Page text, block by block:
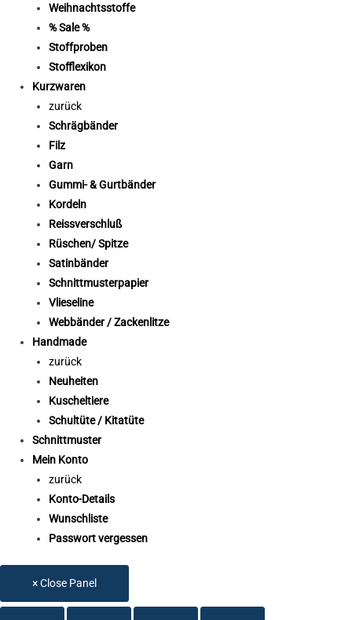
Weihnachtsstoffe
% Sale %
Stoffproben
Stofflexikon
Kurzwaren
zurück
Schrägbänder
Filz
Garn
Gummi- & Gurtbänder
Kordeln
Reissverschluß
Rüschen/ Spitze
Satinbänder
Schnittmusterpapier
Vlieseline
Webbänder / Zackenlitze
Handmade
zurück
Neuheiten
Kuscheltiere
Schultüte / Kitatüte
Schnittmuster
Mein Konto
zurück
Konto-Details
Wunschliste
Passwort vergessen
× Close Panel